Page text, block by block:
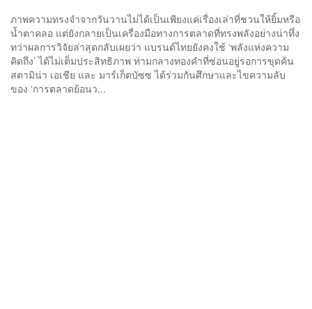
ภาพความทรงจำจากวันวานไม่ได้เป็นเพียงแค่เรื่องเล่าที่ชวนให้ยิ้มหรือ
น้ำตาคลอ แต่ยังกลายเป็นเครื่องมือทางการตลาดที่ทรงพลังอย่างน่าทึ่ง
ทว่าผลการวิจัยล่าสุดกลับเผยว่า แบรนด์ไทยยังคงใช้ ‘พลังแห่งความ
คิดถึง’ ได้ไม่เต็มประสิทธิภาพ ท่ามกลางทองคำที่ซ่อนอยู่รอการขุดค้น
สตามิน่า เอเชีย และ มาร์เก็ตบัซซ ได้ร่วมกันศึกษาและไขความลับ
ของ ‘การตลาดย้อนว...